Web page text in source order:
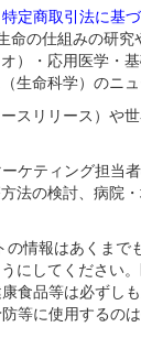
特定商取引法に基
の仕組みの研
・応用医学・
命科学）のニュ
リリース）
ティング担当
の検討、病院
情報はあくま
にしてくださ
食品等は必ず
に使用する